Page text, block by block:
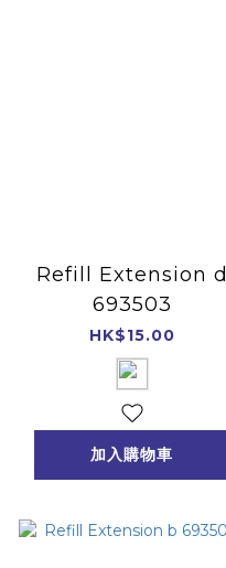
Refill Extension d
693503
HK$15.00
加入購物車